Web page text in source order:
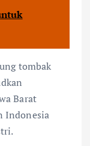
tombak
Barat
Indonesia